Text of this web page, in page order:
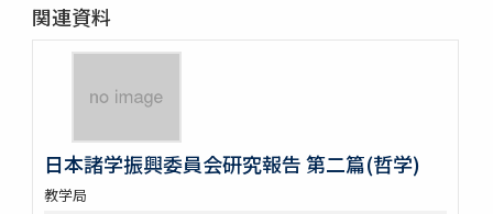
関連資料
日本諸学振興委員会研究報告 第二篇(哲学)
教学局